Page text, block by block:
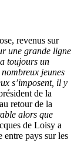
revenus sur
une grande ligne
toujours un
jeunes
s’imposent, il y
de la
retour de la
alors que
de Loisy a
entre pays sur les